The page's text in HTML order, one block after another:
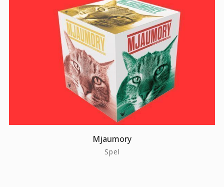
Mjaumory
Spel